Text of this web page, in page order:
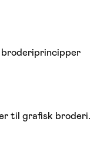
til grafisk broderi.